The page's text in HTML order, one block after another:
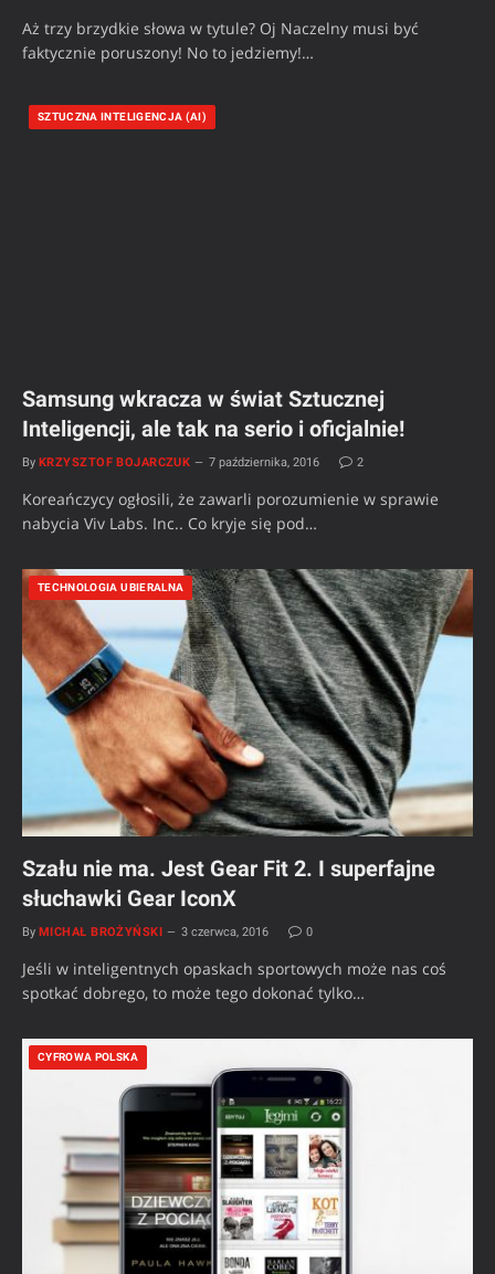
Aż trzy brzydkie słowa w tytule? Oj Naczelny musi być
faktycznie poruszony! No to jedziemy!…
SZTUCZNA INTELIGENCJA (AI)
Samsung wkracza w świat Sztucznej
Inteligencji, ale tak na serio i oficjalnie!
By KRZYSZTOF BOJARCZUK 7 października, 2016 2
Koreańczycy ogłosili, że zawarli porozumienie w sprawie
nabycia Viv Labs. Inc.. Co kryje się pod…
TECHNOLOGIA UBIERALNA
Szału nie ma. Jest Gear Fit 2. I superfajne
słuchawki Gear IconX
By MICHAŁ BROŻYŃSKI 3 czerwca, 2016 0
Jeśli w inteligentnych opaskach sportowych może nas coś
spotkać dobrego, to może tego dokonać tylko…
CYFROWA POLSKA